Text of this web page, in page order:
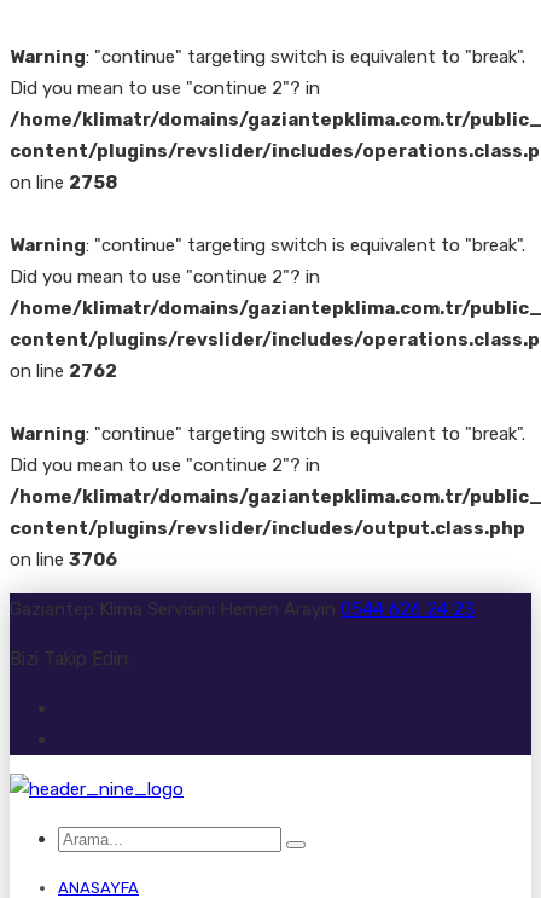
Warning: "continue" targeting switch is equivalent to "break".
Did you mean to use "continue 2"? in
/home/klimatr/domains/gaziantepklima.com.tr/
content/plugins/revslider/includes/
on line 2758
Warning: "continue" targeting switch is equivalent to "break".
Did you mean to use "continue 2"? in
/home/klimatr/domains/gaziantepklima.com.tr/
content/plugins/revslider/includes/
on line 2762
Warning: "continue" targeting switch is equivalent to "break".
Did you mean to use "continue 2"? in
/home/klimatr/domains/gaziantepklima.com.tr/
content/plugins/revslider/includes/output.class.php
on line 3706
Gaziantep Klima Servisini Hemen Arayın 0544 626 24 23
Bizi Takip Edin:
ANASAYFA